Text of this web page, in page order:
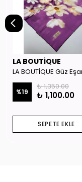
LA BOUTİQUE
%19
₺ 1,350.00
₺ 1,100.00
SEPETE EKLE